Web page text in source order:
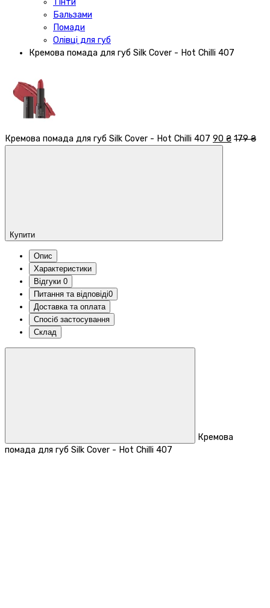
Тінти
Бальзами
Помади
Олівці для губ
Кремова помада для губ Silk Cover - Hot Chilli 407
Кремова помада для губ Silk Cover - Hot Chilli 407 90 ₴ 179 ₴
Купити
Опис
Характеристики
Відгуки 0
Питання та відповіді0
Доставка та оплата
Спосіб застосування
Склад
Кремова
помада для губ Silk Cover - Hot Chilli 407